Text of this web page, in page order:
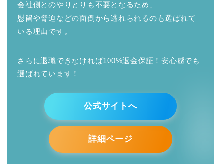
会社側とのやりとりも不要となるため、
慰留や脅迫などの面倒から逃れられるのも選ばれて
いる理由です。
さらに退職できなければ100%返金保証！安心感でも
選ばれています！
公式サイトへ
詳細ページ